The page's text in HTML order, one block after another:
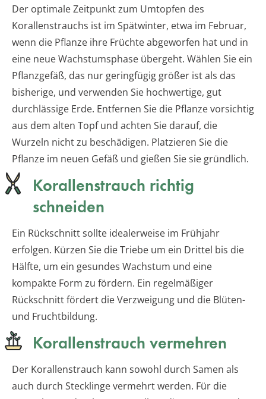
Der optimale Zeitpunkt zum Umtopfen des
Korallenstrauchs ist im Spätwinter, etwa im Februar,
wenn die Pflanze ihre Früchte abgeworfen hat und in
eine neue Wachstumsphase übergeht. Wählen Sie ein
Pflanzgefäß, das nur geringfügig größer ist als das
bisherige, und verwenden Sie hochwertige, gut
durchlässige Erde. Entfernen Sie die Pflanze vorsichtig
aus dem alten Topf und achten Sie darauf, die
Wurzeln nicht zu beschädigen. Platzieren Sie die
Pflanze im neuen Gefäß und gießen Sie sie gründlich.
Korallenstrauch richtig
schneiden
Ein Rückschnitt sollte idealerweise im Frühjahr
erfolgen. Kürzen Sie die Triebe um ein Drittel bis die
Hälfte, um ein gesundes Wachstum und eine
kompakte Form zu fördern. Ein regelmäßiger
Rückschnitt fördert die Verzweigung und die Blüten-
und Fruchtbildung.
Korallenstrauch vermehren
Der Korallenstrauch kann sowohl durch Samen als
auch durch Stecklinge vermehrt werden. Für die